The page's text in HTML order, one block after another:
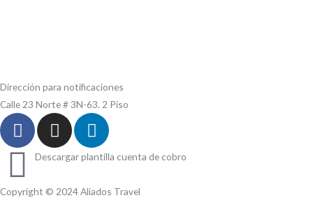
Dirección para notificaciones
Calle 23 Norte # 3N-63. 2 Piso
F
a
c
e
b
I
n
s
a
L
i
n
e
Descargar plantilla cuenta de cobro
Copyright © 2024 Aliados Travel